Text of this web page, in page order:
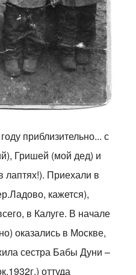
приблизительно... с
Гришей (мой дед) и
лаптях!). Приехали в
кажется),
в Калуге. В начале
оказались в Москве,
сестра Бабы Дуни –
оттуда